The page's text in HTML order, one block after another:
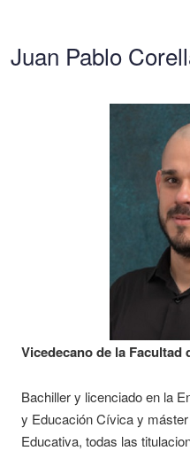
Juan Pablo
Vicedecano de la Facultad
Bachiller y licenciado en la
y Educación Cívica y
Educativa, todas las